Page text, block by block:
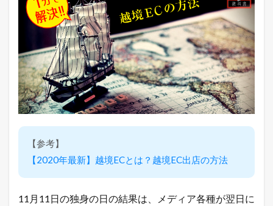
れ
る
ヒ
ト
毎
日
届
く
！
売
れ
！
ッ
【参考】
【2020年最新】越境ECとは？越境EC出店の方法
11月11日の独身の日の結果は、メディア各種が翌日に